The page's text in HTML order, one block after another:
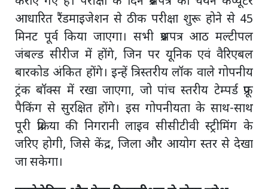
आधारित रैंडमाइजेशन से ठीक परीक्षा शुरू होने से 45
मिनट पूर्व किया जाएगा। सभी प्रश्नपत्र आठ मल्टीपल
जंबल्ड सीरीज में होंगे, जिन पर यूनिक एवं वैरिएबल
बारकोड अंकित होंगे। इन्हें त्रिस्तरीय लॉक वाले गोपनीय
ट्रंक बॉक्स में रखा जाएगा, जो पांच स्तरीय टेम्पर्ड प्रूफ
पैकिंग से सुरक्षित होंगे। इस गोपनीयता के साथ-साथ
पूरी प्रक्रिया की निगरानी लाइव सीसीटीवी स्ट्रीमिंग के
जरिए होगी, जिसे केंद्र, जिला और आयोग स्तर से देखा
जा सकेगा।